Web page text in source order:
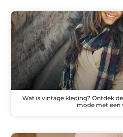
Wat is vintage kleding? Ontdek
mode met een